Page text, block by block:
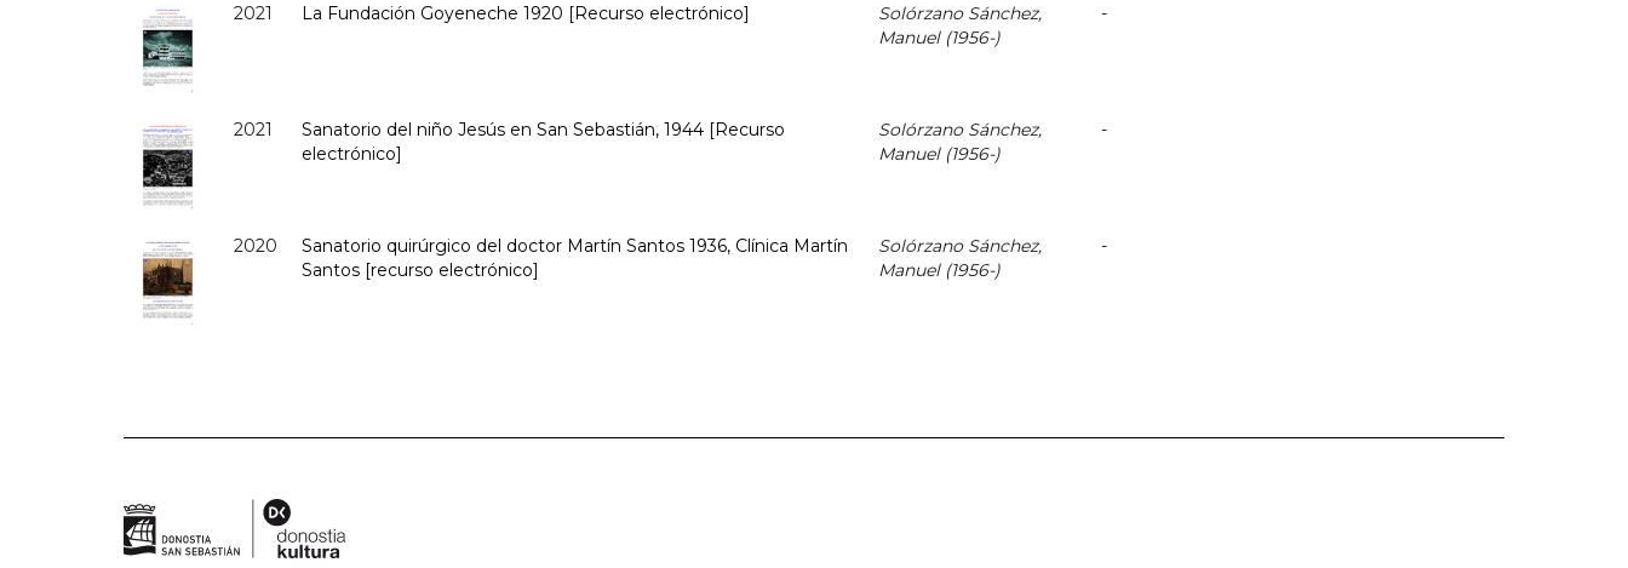
2021 La Fundación Goyeneche 1920 [Recurso electrónico]
Solórzano Sánchez,
Manuel (1956-)
-
2021
Sanatorio del niño Jesús en San Sebastián, 1944 [Recurso
electrónico]
Solórzano Sánchez,
Manuel (1956-)
-
2020
Sanatorio quirúrgico del doctor Martín Santos 1936, Clínica Martín
Santos [recurso electrónico]
Solórzano Sánchez,
Manuel (1956-)
-